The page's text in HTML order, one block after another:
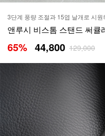
3단계 풍량 조절과 15엽 날개로 시원
앤루시 비스톰 스탠드 써
65% 44,800 129,000